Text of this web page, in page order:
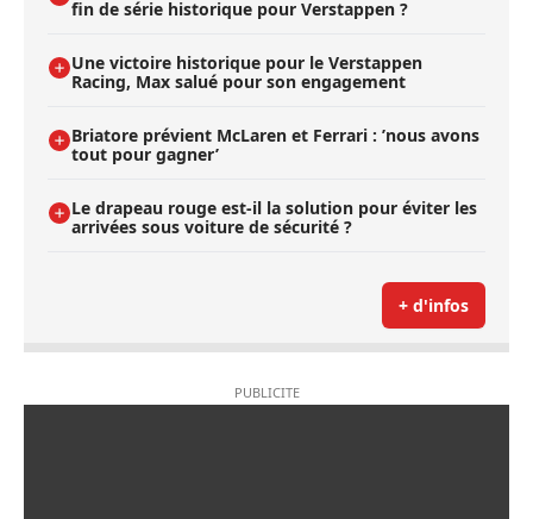
fin de série historique pour Verstappen ?
Une victoire historique pour le Verstappen
Racing, Max salué pour son engagement
Briatore prévient McLaren et Ferrari : ’nous avons
tout pour gagner’
Le drapeau rouge est-il la solution pour éviter les
arrivées sous voiture de sécurité ?
+ d'infos